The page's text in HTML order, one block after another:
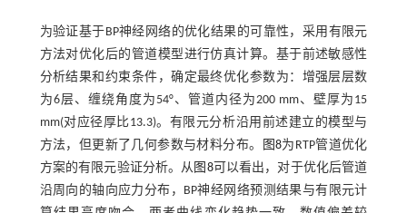
为验证基于BP神经网络的优化结果的可靠性，采用有限元
方法对优化后的管道模型进行仿真计算。基于前述敏感性
分析结果和约束条件，确定最终优化参数为：增强层层数
为6层、缠绕角度为54°、管道内径为200 mm、壁厚为15
mm(对应径厚比13.3)。有限元分析沿用前述建立的模型与
方法，但更新了几何参数与材料分布。
图8为RTP管道优化
方案的有限元验证分析。从图8可以看出，对于优化后管道
沿周向的轴向应力分布，BP神经网络预测结果与有限元计